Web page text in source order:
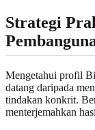
Strategi
Mengetahui profil
datang daripada
tindakan konkrit.
menterjemahkan